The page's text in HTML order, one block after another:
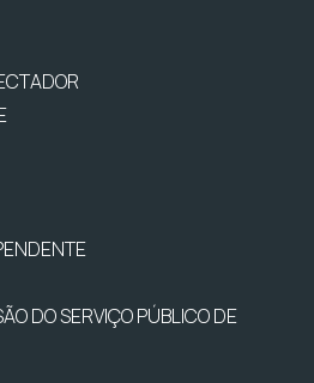
DO SERVIÇO PÚBLICO DE